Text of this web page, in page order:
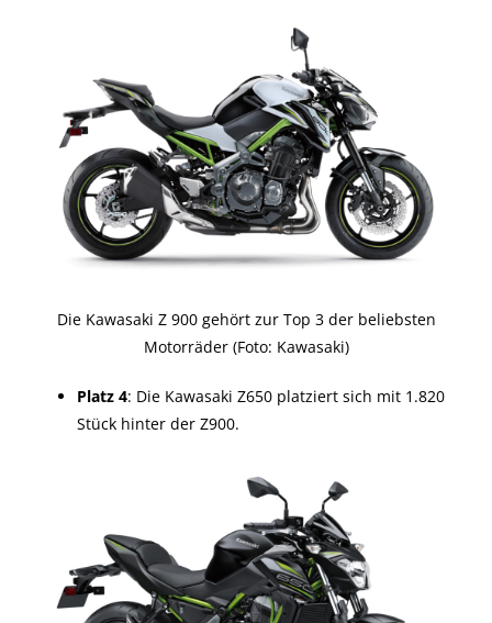
Die Kawasaki Z 900 gehört zur Top 3 der beliebsten
Motorräder (Foto: Kawasaki)
Platz 4: Die Kawasaki Z650 platziert sich mit 1.820
Stück hinter der Z900.